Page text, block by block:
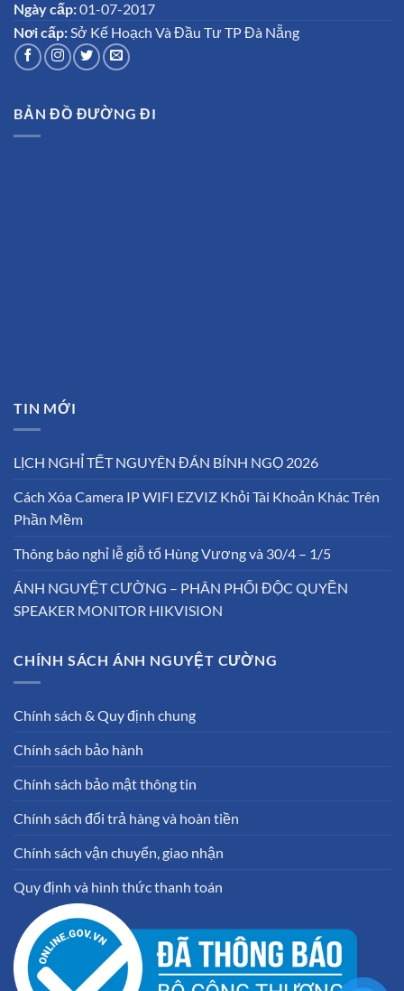
Ngày cấp:01-07-2017
Nơi cấp: Sở Kế Hoạch Và Đầu Tư TP Đà Nẵng
BẢN ĐỒ ĐƯỜNG ĐI
TIN MỚI
LỊCH NGHỈ TẾT NGUYÊN ĐÁN BÍNH NGỌ 2026
Cách Xóa Camera IP WIFI EZVIZ Khỏi Tài Khoản Khác Trên
Phần Mềm
Thông báo nghỉ lễ giỗ tổ Hùng Vương và 30/4 – 1/5
ÁNH NGUYỆT CƯỜNG – PHÂN PHỐI ĐỘC QUYỀN
SPEAKER MONITOR HIKVISION
CHÍNH SÁCH ÁNH NGUYỆT CƯỜNG
Chính sách & Quy định chung
Chính sách bảo hành
Chính sách bảo mật thông tin
Chính sách đổi trả hàng và hoàn tiền
Chính sách vận chuyển, giao nhận
Quy định và hình thức thanh toán